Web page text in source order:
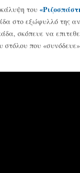
του
στο εξώφυλλό της
σκόπευε να
που